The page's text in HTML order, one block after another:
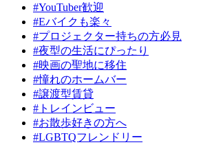
#YouTuber歓迎
#Eバイクも楽々
#プロジェクター持ちの方必見
#夜型の生活にぴったり
#映画の聖地に移住
#憧れのホームバー
#譲渡型賃貸
#トレインビュー
#お散歩好きの方へ
#LGBTQフレンドリー